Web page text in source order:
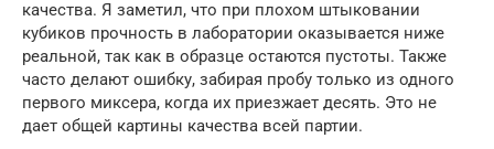
качества. Я заметил, что при плохом штыковании
кубиков прочность в лаборатории оказывается ниже
реальной, так как в образце остаются пустоты. Также
часто делают ошибку, забирая пробу только из одного
первого миксера, когда их приезжает десять. Это не
дает общей картины качества всей партии.